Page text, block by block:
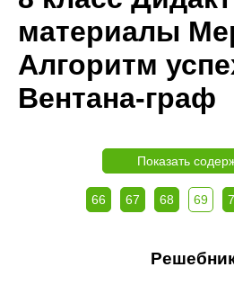
материалы
Алгоритм
Вентана-граф
Показать
66 67 68 69